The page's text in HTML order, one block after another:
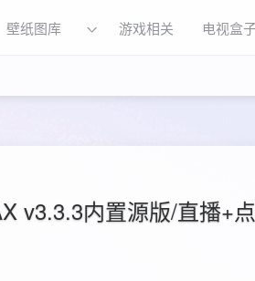
壁纸图库 游戏相关 电视盒
v3.3.3内置源版/直播+